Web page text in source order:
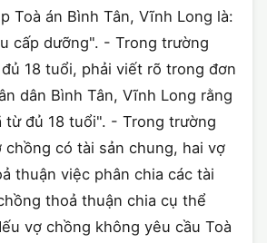
ĐỘNG
Toà án Bình Tân, Vĩnh Long là:
cấp dưỡng". - Trong trường
18 tuổi, phải viết rõ trong đơn
dân Bình Tân, Vĩnh Long rằng
từ đủ 18 tuổi". - Trong trường
chồng có tài sản chung, hai vợ
thuận việc phân chia các tài
thoả thuận chia cụ thể
vợ chồng không yêu cầu Toà